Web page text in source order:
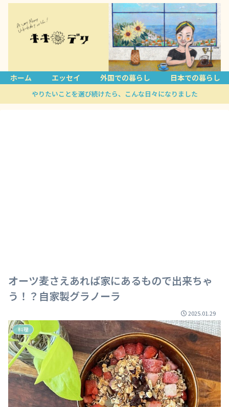
ホーム エッセイ 外国での暮らし 日本での暮らし
やりたいことを選び続けたら、こんな日々になりました
オーツ麦さえあれば家にあるもので出来ちゃ
う！？自家製グラノーラ
2025.01.29
料理